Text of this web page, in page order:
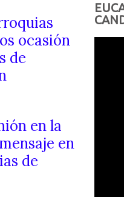
ocasión
de
en la
en
de